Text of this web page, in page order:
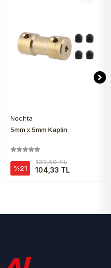
Nochta
5mm x 5mm Kaplin
%21
131,40 TL
104,33 TL